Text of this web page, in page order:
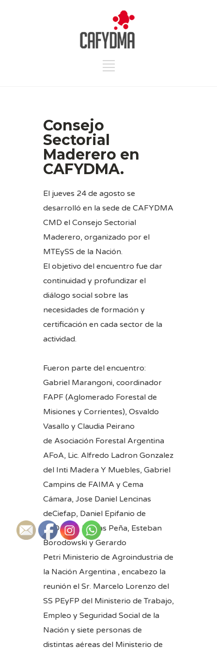
Consejo
Sectorial
Maderero en
CAFYDMA.
El jueves 24 de agosto se
desarrolló en la sede de CAFYDMA
CMD el Consejo Sectorial
Maderero, organizado por el
MTEySS de la Nación.
El objetivo del encuentro fue dar
continuidad y profundizar el
diálogo social sobre las
necesidades de formación y
certificación en cada sector de la
actividad.
Fueron parte del encuentro:
Gabriel Marangoni, coordinador
FAPF (Aglomerado Forestal de
Misiones y Corrientes), Osvaldo
Vasallo y Claudia Peirano
de Asociación Forestal Argentina
AFoA, Lic. Alfredo Ladron Gonzalez
del Inti Madera Y Muebles, Gabriel
Campins de FAIMA y Cema
Cámara, Jose Daniel Lencinas
deCiefap, Daniel Epifanio de
FAO/OIT , Matias Peña, Esteban
Borodowski y Gerardo
Petri Ministerio de Agroindustria de
la Nación Argentina , encabezo la
reunión el Sr. Marcelo Lorenzo del
SS PEyFP del Ministerio de Trabajo,
Empleo y Seguridad Social de la
Nación y siete personas de
distintas aéreas del Ministerio de